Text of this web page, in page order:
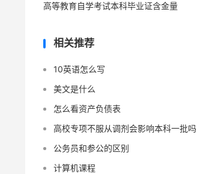
高等教育自学考试本科毕业证含金量
相关推荐
10英语怎么写
美文是什么
怎么看资产负债表
高校专项不服从调剂会影响本科一批吗
公务员和参公的区别
计算机课程